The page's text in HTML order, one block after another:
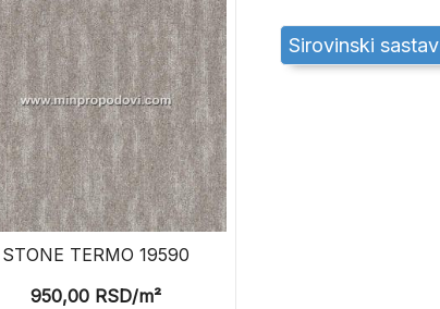
STONE TERMO 19590
950,00RSD/m²
Sirovinski sastav